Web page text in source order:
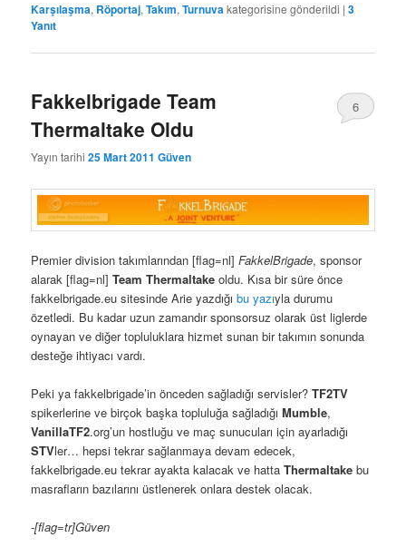
Karşılaşma, Röportaj,Takım,Turnuvakategorisine gönderildi |3
Yanıt
Fakkelbrigade Team
Thermaltake Oldu
Yayın tarihi25 Mart 2011 Güven
6
Premier division takımlarından [flag=nl]FakkelBrigade, sponsor
alarak [flag=nl]Team Thermaltake oldu. Kısa bir süre önce
fakkelbrigade.eu sitesinde Arie yazdığıbu yazıyla durumu
özetledi. Bu kadar uzun zamandır sponsorsuz olarak üst liglerde
oynayan ve diğer topluluklara hizmet sunan bir takımın sonunda
desteğe ihtiyacı vardı.
Peki ya fakkelbrigade’in önceden sağladığı servisler?TF2TV
spikerlerine ve birçok başka topluluğa sağladığıMumble,
VanillaTF2.org’un hostluğu ve maç sunucuları için ayarladığı
STVler… hepsi tekrar sağlanmaya devam edecek,
fakkelbrigade.eu tekrar ayakta kalacak ve hattaThermaltake bu
masrafların bazılarını üstlenerek onlara destek olacak.
-[flag=tr]Güven